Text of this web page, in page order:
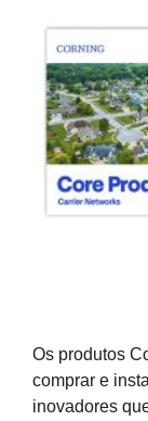
Os produtos
comprar e
inovadores